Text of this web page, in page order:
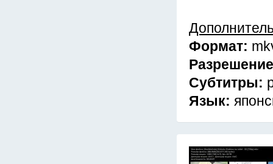
Формат:
Субтитры:
Язык: